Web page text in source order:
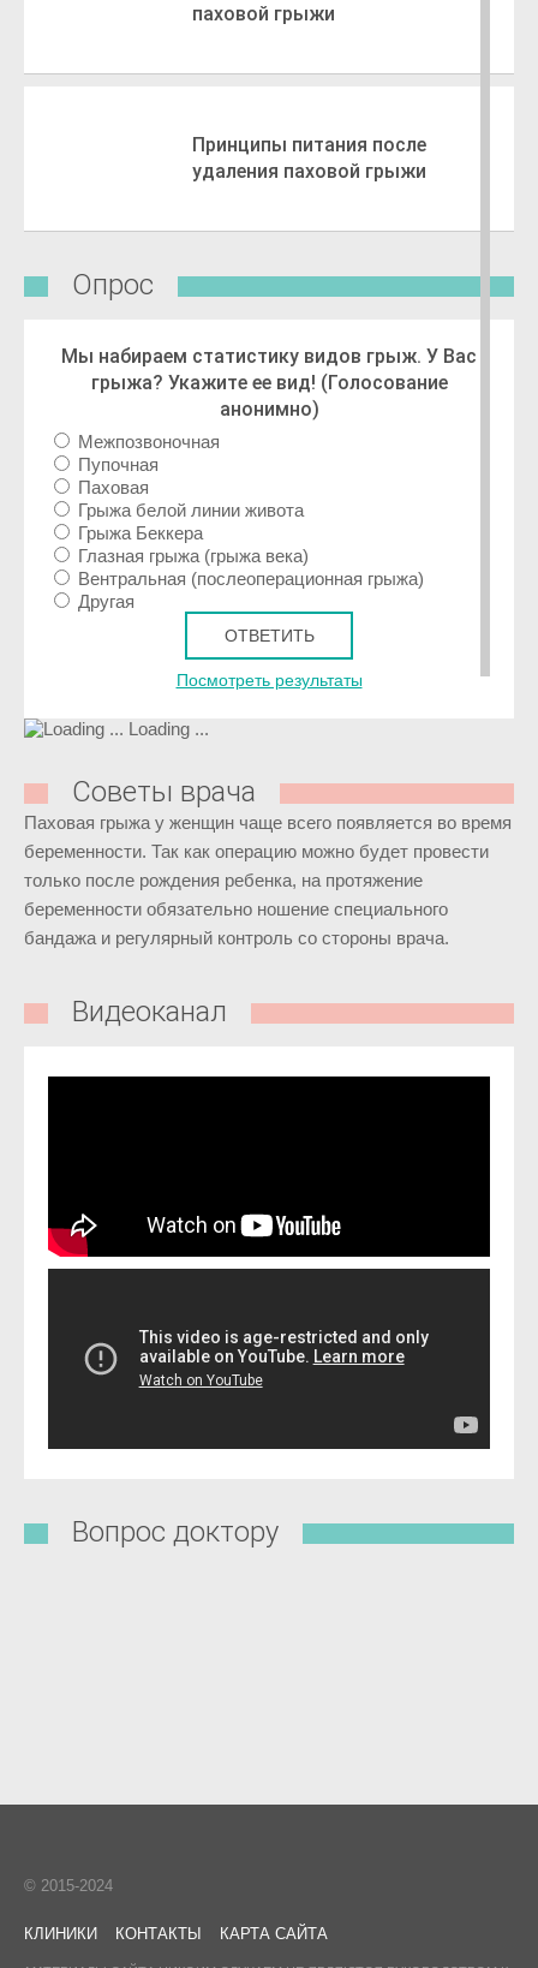
паховой грыжи
Принципы питания после
удаления паховой грыжи
Опрос
Мы набираем статистику видов грыж. У Вас
грыжа? Укажите ее вид! (Голосование
анонимно)
Межпозвоночная
Пупочная
Паховая
Грыжа белой линии живота
Грыжа Беккера
Глазная грыжа (грыжа века)
Вентральная (послеоперационная грыжа)
Другая
Посмотреть результаты
Loading ...
Советы врача
Паховая грыжа у женщин чаще всего появляется во время
беременности. Так как операцию можно будет провести
только после рождения ребенка, на протяжение
беременности обязательно ношение специального
бандажа и регулярный контроль со стороны врача.
Видеоканал
Вопрос доктору
© 2015-2024
КЛИНИКИ КОНТАКТЫ КАРТА САЙТА